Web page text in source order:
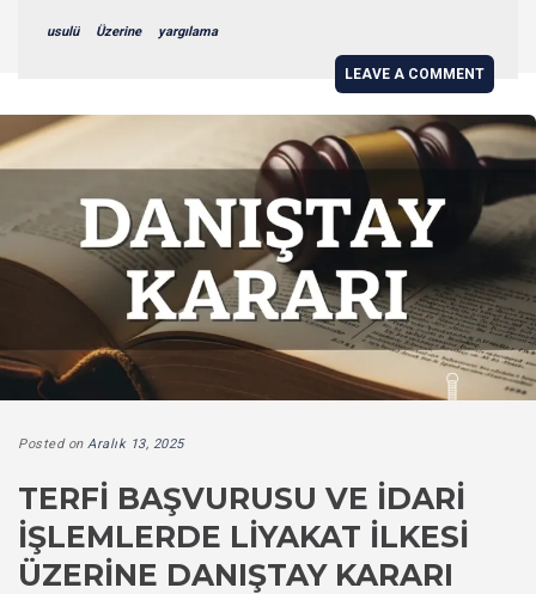
usulü Üzerine yargılama
LEAVE A COMMENT
Posted on Aralık 13, 2025
TERFI BAŞVURUSU VE İDARI
İŞLEMLERDE LIYAKAT İLKESI
ÜZERINE DANIŞTAY KARARI